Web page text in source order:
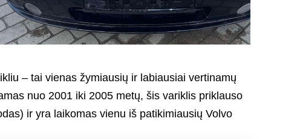
– tai vienas žymiausių ir labiausiai vertinamų
nuo 2001 iki 2005 metų, šis variklis priklauso
ir yra laikomas vienu iš patikimiausių Volvo